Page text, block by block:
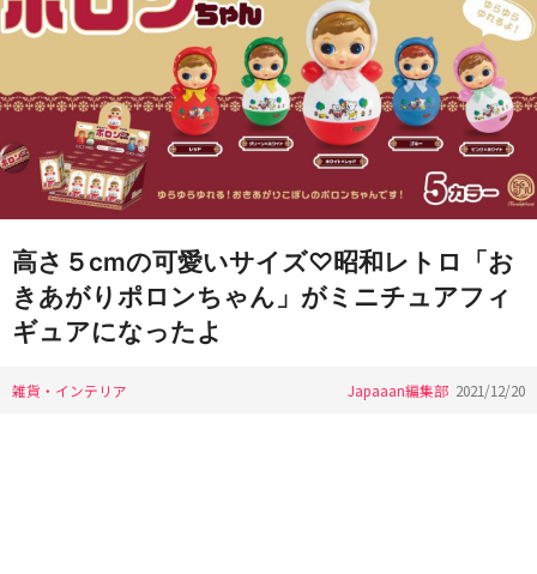
高さ５cmの可愛いサイズ♡昭和レトロ「お
きあがりポロンちゃん」がミニチュアフィ
ギュアになったよ
雑貨・インテリア Japaaan編集部 2021/12/20